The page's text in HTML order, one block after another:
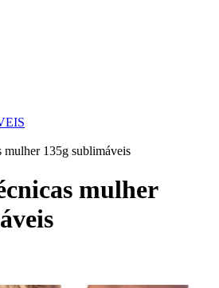
mulher 135g sublimáveis
mulher